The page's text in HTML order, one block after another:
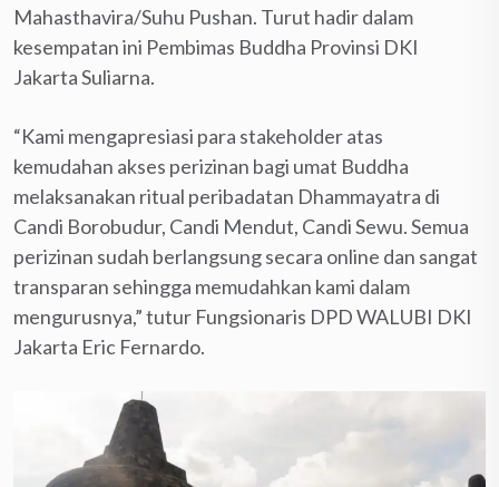
Mahasthavira/Suhu Pushan. Turut hadir dalam
kesempatan ini Pembimas Buddha Provinsi DKI
Jakarta Suliarna.
“Kami mengapresiasi para stakeholder atas
kemudahan akses perizinan bagi umat Buddha
melaksanakan ritual peribadatan Dhammayatra di
Candi Borobudur, Candi Mendut, Candi Sewu. Semua
perizinan sudah berlangsung secara online dan sangat
transparan sehingga memudahkan kami dalam
mengurusnya,” tutur Fungsionaris DPD WALUBI DKI
Jakarta Eric Fernardo.